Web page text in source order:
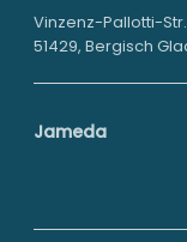
Vinzenz-Pallotti-
51429, Bergisch
Jameda